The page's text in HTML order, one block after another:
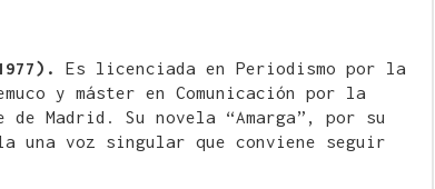
Es licenciada en Periodismo por la
y máster en Comunicación por la
de Madrid. Su novela “Amarga”, por su
una voz singular que conviene seguir